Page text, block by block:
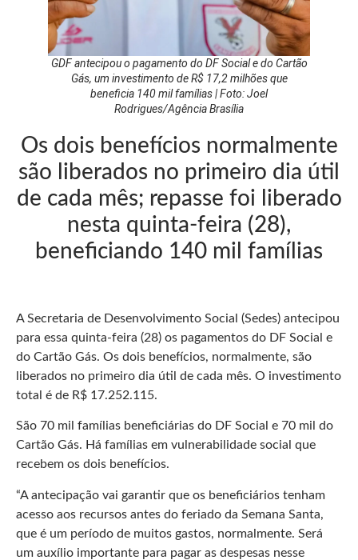
GDF antecipou o pagamento do DF Social e do Cartão
Gás, um investimento de R$ 17,2 milhões que
beneficia 140 mil famílias | Foto: Joel
Rodrigues/Agência Brasília
Os dois benefícios normalmente
são liberados no primeiro dia útil
de cada mês; repasse foi liberado
nesta quinta-feira (28),
beneficiando 140 mil famílias
A Secretaria de Desenvolvimento Social (Sedes) antecipou
para essa quinta-feira (28) os pagamentos do DF Social e
do Cartão Gás. Os dois benefícios, normalmente, são
liberados no primeiro dia útil de cada mês. O investimento
total é de R$ 17.252.115.
São 70 mil famílias beneficiárias do DF Social e 70 mil do
Cartão Gás. Há famílias em vulnerabilidade social que
recebem os dois benefícios.
“A antecipação vai garantir que os beneficiários tenham
acesso aos recursos antes do feriado da Semana Santa,
que é um período de muitos gastos, normalmente. Será
um auxílio importante para pagar as despesas nesse